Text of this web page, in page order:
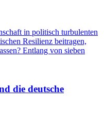
in politisch turbulenten
Resilienz beitragen,
Entlang von sieben
die deutsche